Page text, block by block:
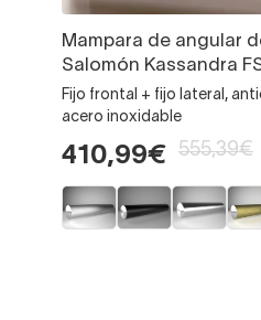
Mampara de angular
Salomón Kassandra
Fijo frontal + fijo lateral,
acero inoxidable
410,99€ 555,39€